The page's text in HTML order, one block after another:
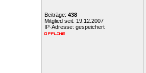
Beiträge: 438
Mitglied seit: 19.12.2007
IP-Adresse: gespeichert